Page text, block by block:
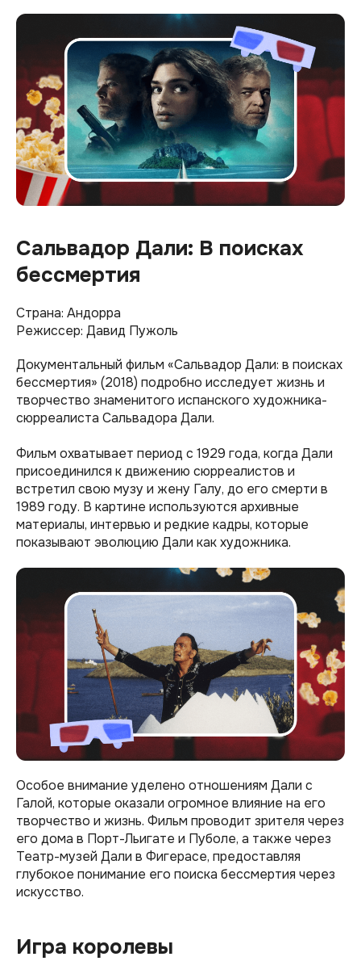
Сальвадор Дали: В поисках
бессмертия
Страна: Андорра
Режиссер: Давид Пужоль
Документальный фильм «Сальвадор Дали: в поисках
бессмертия» (2018) подробно исследует жизнь и
творчество знаменитого испанского художника-
сюрреалиста Сальвадора Дали.
Фильм охватывает период с 1929 года, когда Дали
присоединился к движению сюрреалистов и
встретил свою музу и жену Галу, до его смерти в
1989 году. В картине используются архивные
материалы, интервью и редкие кадры, которые
показывают эволюцию Дали как художника.
Особое внимание уделено отношениям Дали с
Галой, которые оказали огромное влияние на его
творчество и жизнь. Фильм проводит зрителя через
его дома в Порт-Льигате и Пуболе, а также через
Театр-музей Дали в Фигерасе, предоставляя
глубокое понимание его поиска бессмертия через
искусство.
Игра королевы